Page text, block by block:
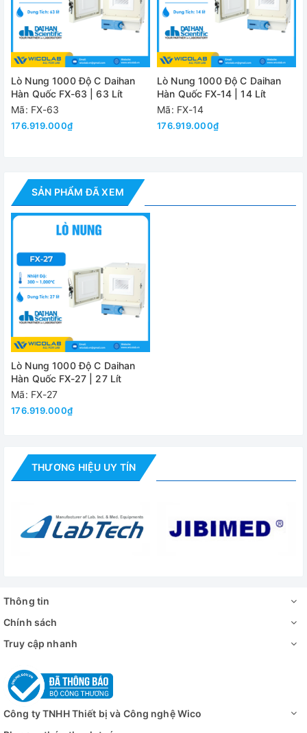
Thời gian
Bộ điều khiển PID với
Tính năng an toàn
Bảo vệ quá nhiệt
Vật liệu Bên ngoài
Cách Nhiệt
(WxDxH)
Bên ngoài
Khối lượng (GW)
Đánh giá
Lò Nung 1000 Độ C Daihan
Hàn Quốc FX-63 | 63 Lít
Mã: FX-63
176.919.000₫
Lò Nung 1000 Độ C Daihan
Hàn Quốc FX-14 | 14 Lít
Mã: FX-14
176.919.000₫
SẢN PHẨM ĐÃ XEM
Lò Nung 1000 Độ C Daihan
Hàn Quốc FX-27 | 27 Lít
Mã: FX-27
176.919.000₫
THƯƠNG HIỆU UY TÍN
Thông tin
Chính sách
Truy cập nhanh
Công ty TNHH Thiết bị và Công nghệ Wico